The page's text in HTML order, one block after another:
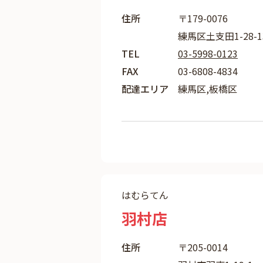
住所
〒179-0076
練馬区土支田1-28-
TEL
03-5998-0123
FAX
03-6808-4834
配達エリア
練馬区,板橋区
はむらてん
羽村店
住所
〒205-0014